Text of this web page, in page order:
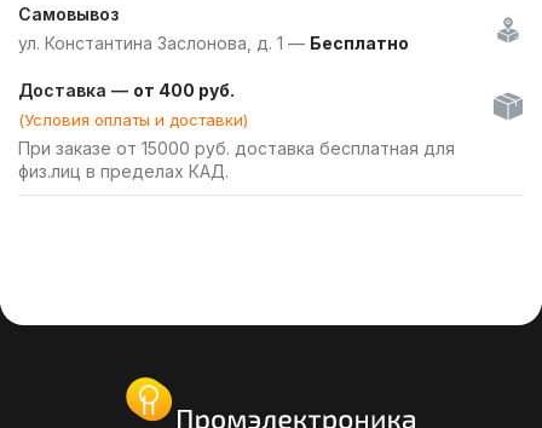
Самовывоз
ул. Константина Заслонова, д. 1 — Бесплатно
Доставка — от 400 руб.
(Условия оплаты и доставки)
При заказе от 15000 руб. доставка бесплатная для
физ.лиц в пределах КАД.